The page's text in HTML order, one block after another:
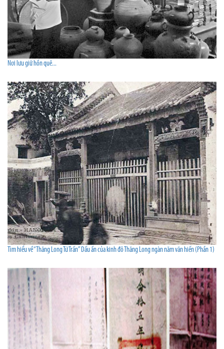
Nơi lưu giữ hồn quê...
Tìm hiểu về “Thăng Long Tứ Trấn” Dấu ấn của kinh đô Thăng Long ngàn năm văn hiến (Phần 1)